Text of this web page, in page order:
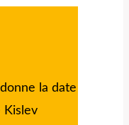
la date
Kislev